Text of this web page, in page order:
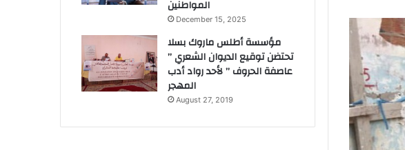
المواطنين
December 15, 2025
مؤسسة أطلس ماروك بسلا
تحتضن توقيع الديوان الشعري ”
عاصفة الحروف ” لأحد رواد أدب
المهجر
August 27, 2019